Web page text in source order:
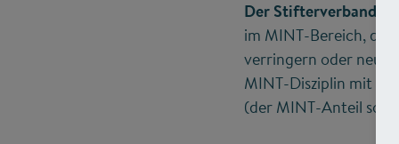
Der Stifterverband
im MINT-Bereich, die
verringern oder neue
MINT-Disziplin mit
(der MINT-Anteil